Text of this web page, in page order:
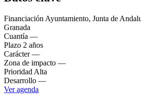
Financiación Ayuntamiento, Junta de
Granada
Cuantía —
Plazo 2 años
Carácter —
Zona de impacto —
Prioridad Alta
Desarrollo —
Ver agenda